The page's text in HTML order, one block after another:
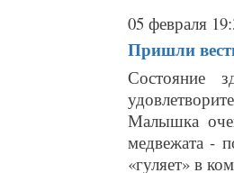
05 февраля
Пришли
Состояние
Малышка
медвежата -
«гуляет» в